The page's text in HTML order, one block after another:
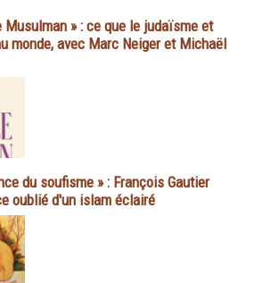
» : ce que le judaïsme et
monde, avec Marc Neiger et Michaël
du soufisme » : François Gautier
oublié d'un islam éclairé